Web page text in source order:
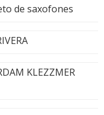
de saxofones
KLEZZMER